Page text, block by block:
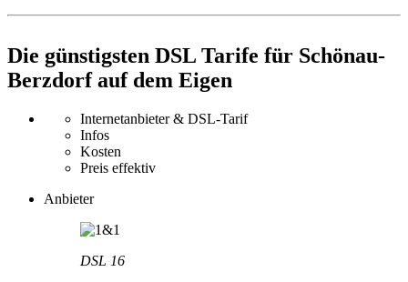
Die günstigsten DSL Tarife für Schönau-
Berzdorf auf dem Eigen
Internetanbieter & DSL-Tarif
Infos
Kosten
Preis effektiv
Anbieter
DSL 16